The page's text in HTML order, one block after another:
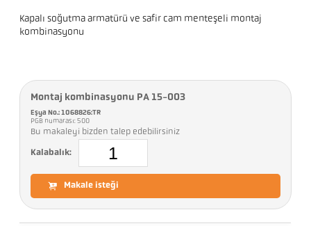
Kapalı soğutma armatürü ve safir cam menteşeli montaj
kombinasyonu
Montaj kombinasyonu PA 15-003
Eşya No.: 1068826:TR
PGB numarası: 500
Bu makaleyi bizden talep edebilirsiniz
Kalabalık:
Makale isteği